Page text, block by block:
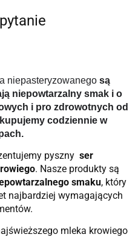
niepasteryzowanego są
niepowtarzalny smak i o
i pro zdrowotnych od
codziennie w
pyszny ser
. Nasze produkty są
smaku, który
najbardziej wymagających
mleka krowiego